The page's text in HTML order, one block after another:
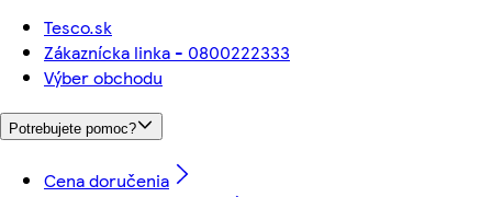
Tesco.sk
Zákaznícka linka - 0800222333
Výber obchodu
Potrebujete pomoc?
Cena doručenia